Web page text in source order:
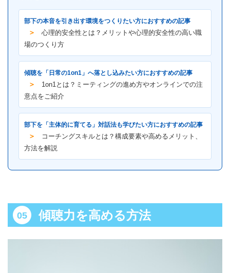
部下の本音を引き出す環境をつくりたい方におすすめの記事
＞
心理的安全性とは？メリットや心理的安全性の高い職
場のつくり方
傾聴を「日常の1on1」へ落とし込みたい方におすすめの記事
＞
1on1とは？ミーティングの進め方やオンラインでの注
意点をご紹介
部下を「主体的に育てる」対話法も学びたい方におすすめの記事
＞
コーチングスキルとは？構成要素や高めるメリット、
方法を解説
傾聴力を高める方法